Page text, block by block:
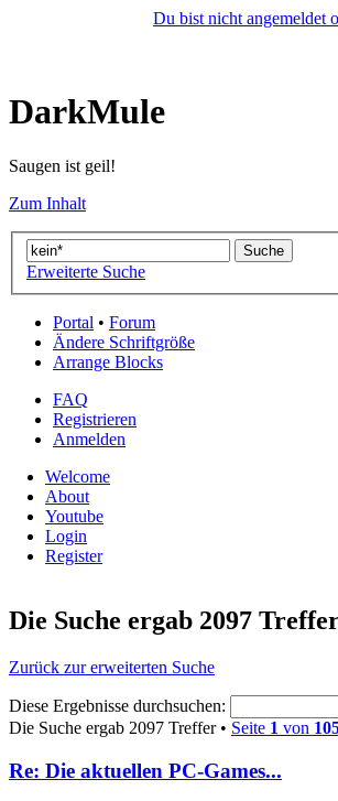
Du bist nicht angemeldet
DarkMule
Saugen ist geil!
Zum Inhalt
Erweiterte Suche
Portal • Forum
Ändere Schriftgröße
Arrange Blocks
FAQ
Registrieren
Anmelden
Welcome
About
Youtube
Login
Register
Die Suche ergab 2097
Zurück zur erweiterten Suche
Diese Ergebnisse durchsuchen:
Die Suche ergab 2097 Treffer • Seite 1 von
Re: Die aktuellen PC-Games...